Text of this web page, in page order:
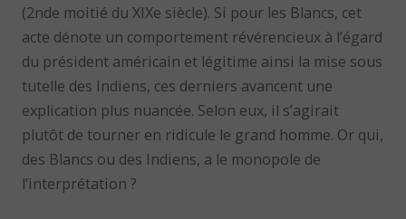
(2nde moitié du XIXe siècle). Si pour les Blancs, cet
acte dénote un comportement révérencieux à l’égard
du président américain et légitime ainsi la mise sous
tutelle des Indiens, ces derniers avancent une
explication plus nuancée. Selon eux, il s’agirait
plutôt de tourner en ridicule le grand homme. Or qui,
des Blancs ou des Indiens, a le monopole de
l’interprétation ?